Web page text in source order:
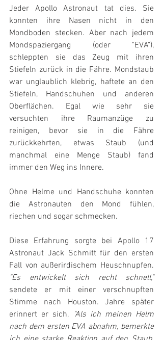
Jeder Apollo Astronaut tat dies. Sie
konnten ihre Nasen nicht in den
Mondboden stecken. Aber nach jedem
Mondspaziergang (oder "EVA"),
schleppten sie das Zeug mit ihren
Stiefeln zurück in die Fähre. Mondstaub
war unglaublich klebrig, haftete an den
Stiefeln, Handschuhen und anderen
Oberflächen. Egal wie sehr sie
versuchten ihre Raumanzüge zu
reinigen, bevor sie in die Fähre
zurückkehrten, etwas Staub (und
manchmal eine Menge Staub) fand
immer den Weg ins Innere.
Ohne Helme und Handschuhe konnten
die Astronauten den Mond fühlen,
riechen und sogar schmecken.
Diese Erfahrung sorgte bei Apollo 17
Astronaut Jack Schmitt für den ersten
"Es entwickelt sich recht schnell,"
sendete er mit einer verschnupften
Stimme nach Houston. Jahre später
erinnert er sich, "Als ich meinen Helm
nach dem ersten EVA abnahm, bemerkte